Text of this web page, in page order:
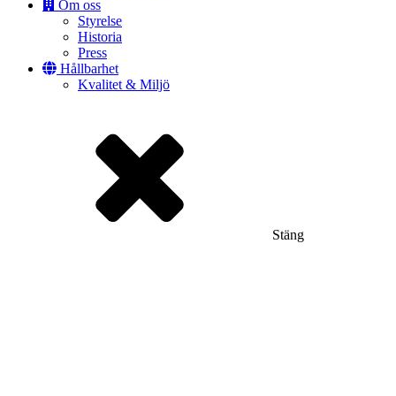
Om oss
Styrelse
Historia
Press
Hållbarhet
Kvalitet & Miljö
Stäng